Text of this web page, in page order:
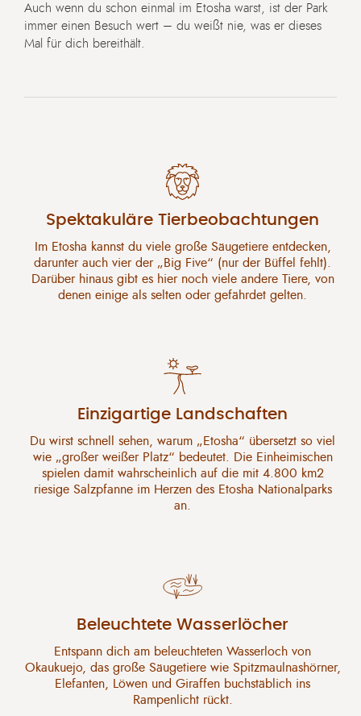
Auch wenn du schon einmal im Etosha warst, ist der Park
immer einen Besuch wert – du weißt nie, was er dieses
Mal für dich bereithält.
Spektakuläre Tierbeobachtungen
Im Etosha kannst du viele große Säugetiere entdecken,
darunter auch vier der „Big Five“ (nur der Büffel fehlt).
Darüber hinaus gibt es hier noch viele andere Tiere, von
denen einige als selten oder gefährdet gelten.
Einzigartige Landschaften
Du wirst schnell sehen, warum „Etosha“ übersetzt so viel
wie „großer weißer Platz“ bedeutet. Die Einheimischen
spielen damit wahrscheinlich auf die mit 4.800 km2
riesige Salzpfanne im Herzen des Etosha Nationalparks
an.
Beleuchtete Wasserlöcher
Entspann dich am beleuchteten Wasserloch von
Okaukuejo, das große Säugetiere wie Spitzmaulnashörner,
Elefanten, Löwen und Giraffen buchstäblich ins
Rampenlicht rückt.